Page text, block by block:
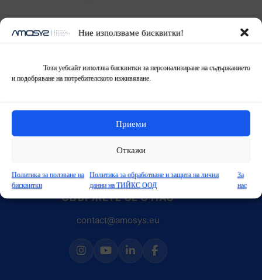
Ние използваме бисквитки!
Този уебсайт използва бисквитки за персонализиране на съдържанието
и подобряване на потребителското изживяване.
Приеми
Откажи
Политика за ползване на
бисквитки
Политика за обработване и защита на лични
данни на ТИЙКС ООД
За
нас
За нас
Видео ръководство
СВЪРЖЕТЕ СЕ С НАС
contact@amosys.eu